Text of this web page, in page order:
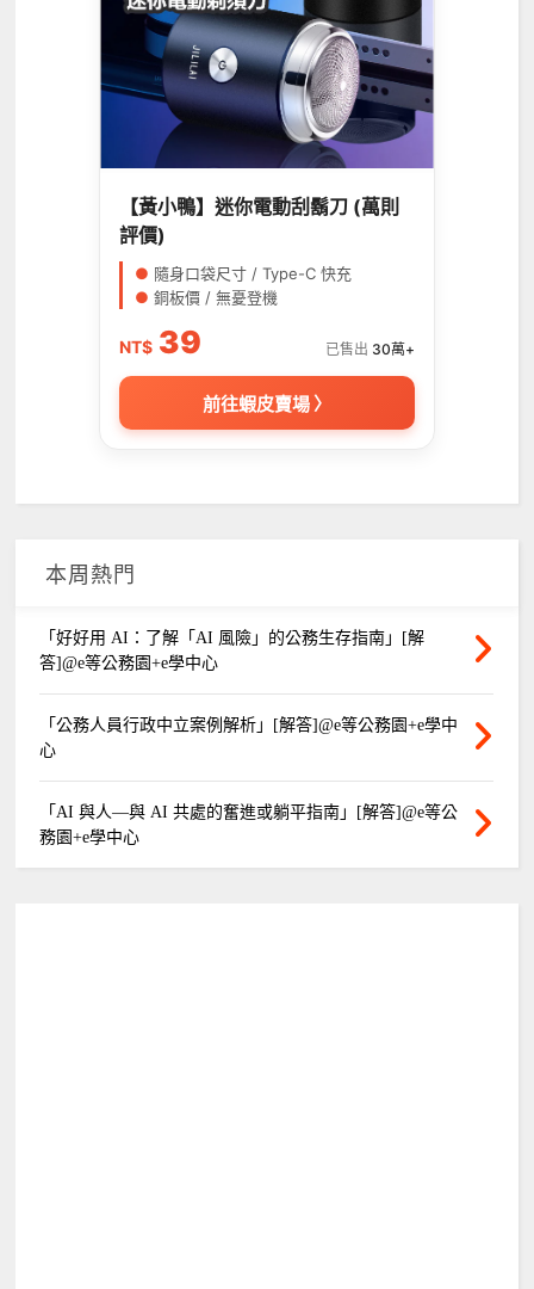
【黃小鴨】迷你電動刮鬍刀 (萬則
評價)
● 隨身口袋尺寸 / Type-C 快充
● 銅板價 / 無憂登機
NT$ 39 已售出 30萬+
前往蝦皮賣場 〉
本周熱門
「好好用 AI：了解「AI 風險」的公務生存指南」[解
答]@e等公務園+e學中心
「公務人員行政中立案例解析」[解答]@e等公務園+e學中
心
「AI 與人—與 AI 共處的奮進或躺平指南」[解答]@e等公
務園+e學中心